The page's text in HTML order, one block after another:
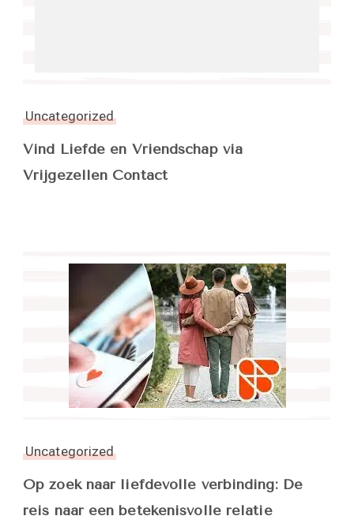
Uncategorized
Vind Liefde en Vriendschap via
Vrijgezellen Contact
Uncategorized
Op zoek naar liefdevolle verbinding: De
reis naar een betekenisvolle relatie